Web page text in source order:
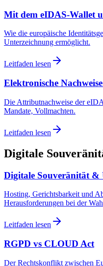
Mit dem eIDAS-Wallet
Wie die europäische
Unterzeichnung ermöglicht.
Leitfaden lesen
Elektronische
Die Attributnachweise der
Mandate, Vollmachten.
Leitfaden lesen
Digitale
Digitale Souveränität &
Hosting, Gerichtsbarkeit und
Herausforderungen bei der
Leitfaden lesen
RGPD vs CLOUD Act
Der Rechtskonflikt zwischen